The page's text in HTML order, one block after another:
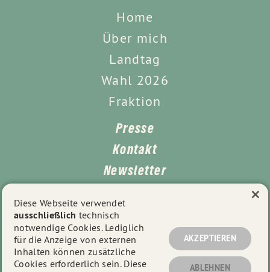
Home
Über mich
Landtag
Wahl 2026
Fraktion
Presse
Kontakt
Newsletter
Impressum
Datenschutz
Diese Webseite verwendet
ausschließlich technisch
notwendige Cookies. Lediglich
für die Anzeige von externen
Inhalten können zusätzliche
Cookies erforderlich sein. Diese
AKZEPTIEREN
ABLEHNEN
×